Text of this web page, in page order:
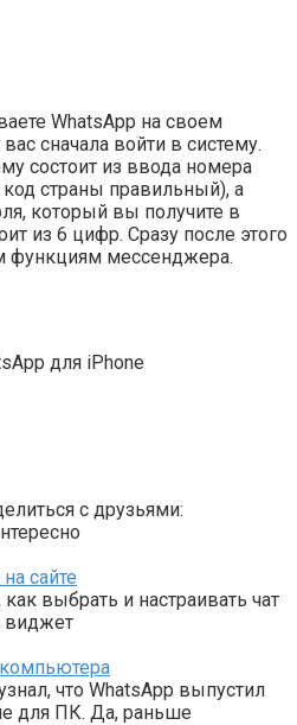
WhatsApp на своем
сначала войти в систему.
состоит из ввода номера
код страны правильный), а
который вы получите в
из 6 цифр. Сразу после этого
функциям мессенджера.
с друзьями:
сайте
выбрать и настраивать чат
виджет
что WhatsApp выпустил
для ПК. Да, раньше